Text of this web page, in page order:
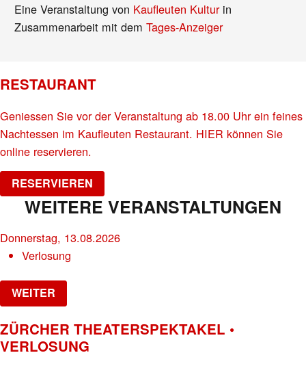
Eine Veranstaltung von Kaufleuten Kultur in
Zusammenarbeit mit demTages-Anzeiger
RESTAURANT
Geniessen Sie vor der Veranstaltung ab 18.00 Uhr ein feines
Nachtessen im Kaufleuten Restaurant. HIER können Sie
online reservieren.
RESERVIEREN
WEITERE VERANSTALTUNGEN
Donnerstag, 13.08.2026
Verlosung
WEITER
ZÜRCHER THEATERSPEKTAKEL •
VERLOSUNG